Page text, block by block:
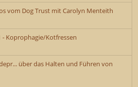
vom Dog Trust mit Carolyn Menteith
- Koprophagie/Kotfressen
über das Halten und Führen von